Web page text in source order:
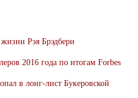
Рэя Брэдбери
2016 года по итогам Forbes
в лонг-лист Букеровской